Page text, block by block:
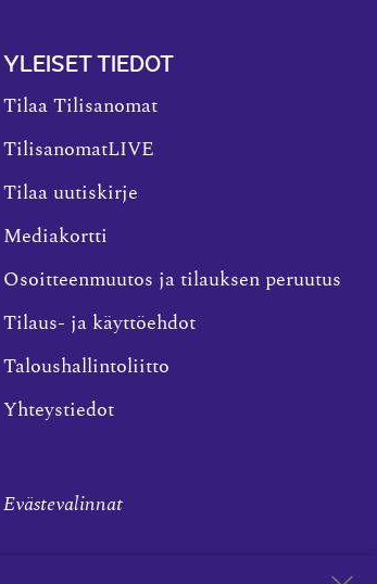
YLEISET TIEDOT
Tilaa Tilisanomat
TilisanomatLIVE
Tilaa uutiskirje
Mediakortti
Osoitteenmuutos ja tilauksen peruutus
Tilaus- ja käyttöehdot
Taloushallintoliitto
Yhteystiedot
Evästevalinnat